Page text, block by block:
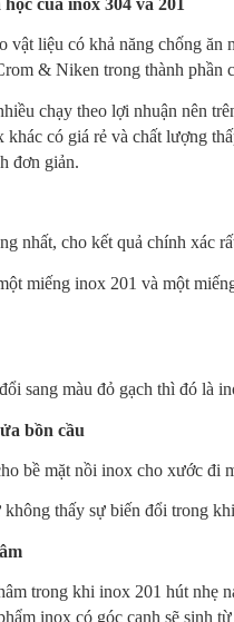
của inox 304 và 201
vật liệu có khả năng chống
& Niken trong thành phần
chạy theo lợi nhuận nên
có giá rẻ và chất lượng
đơn giản.
nhất, cho kết quả chính xác
miếng inox 201 và một
sang màu đỏ gạch thì đó là
bồn cầu
bề mặt nồi inox cho xước đi
thấy sự biến đổi trong
trong khi inox 201 hút nhẹ
inox có góc cạnh sẽ sinh